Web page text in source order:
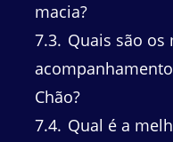
macia?
7.3 Quais são os
Chão?
7.4 Qual é a